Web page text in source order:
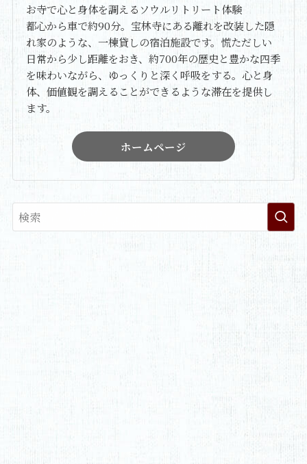
お寺で心と身体を調えるソウルリトリート体験
都心から車で約90分。宝林寺にある離れを改装した隠
れ家のような、一棟貸しの宿泊施設です。慌ただしい
日常から少し距離をおき、約700年の歴史と豊かな四季
を味わいながら、ゆっくりと深く呼吸をする。心と身
体、価値観を調えることができるような滞在を提供し
ます。
ホームページ